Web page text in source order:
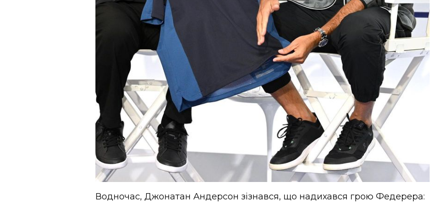
Водночас, Джонатан Андерсон зізнався, що надихався грою Федерера: